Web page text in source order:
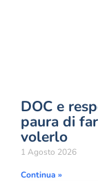
DOC e
paura di
volerlo
1 Agosto 2026
Continua »